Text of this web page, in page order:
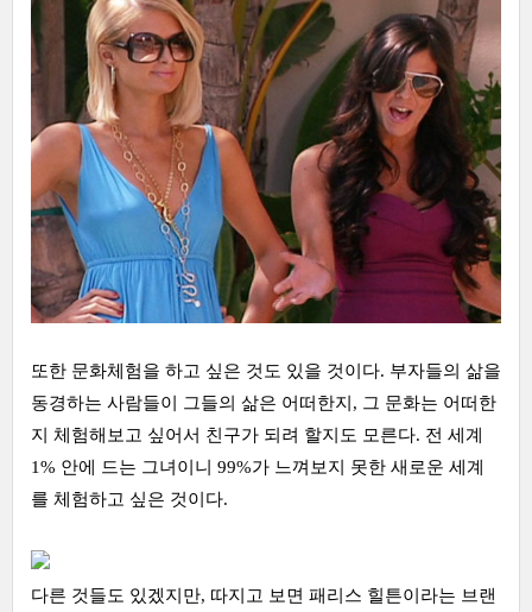
또한 문화체험을 하고 싶은 것도 있을 것이다. 부자들의 삶을
동경하는 사람들이 그들의 삶은 어떠한지, 그 문화는 어떠한
지 체험해보고 싶어서 친구가 되려 할지도 모른다. 전 세계
1% 안에 드는 그녀이니 99%가 느껴보지 못한 새로운 세계
를 체험하고 싶은 것이다.
다른 것들도 있겠지만, 따지고 보면 패리스 힐튼이라는 브랜